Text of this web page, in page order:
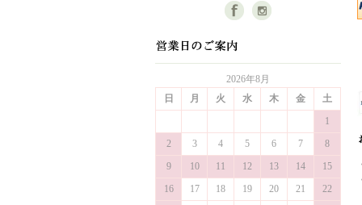
2026年8月
日
月 火 水 木 金
土
1
2
3 4 5 6 7
8
9
10 11 12 13 14
15
16
17 18 19 20 21
22